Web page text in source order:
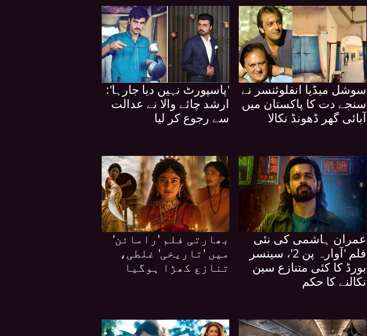
'پاسپورٹ نہیں دیا جارہا':
ارشد چائے والا نے عدالت
سے رجوع کر لیا
سوشل میڈیا انفلوئنسر نے
سنجے دت کا پاکستان میں
آبائی گھر ڈھونڈ نکالا
بھارتی فلم 'رامائن'
میں 'تاریخی' غلطی،
تنازع کھڑا ہوگیا
عمران ہاشمی کی نئی
فلم 'آوارہ پن 2'، سینسر
بورڈ کا کئی متنازع سین
نکالنے کا حکم